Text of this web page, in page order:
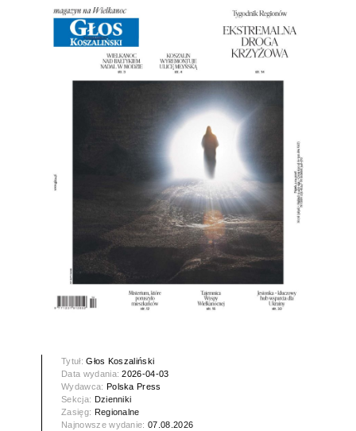
Tytuł:Głos Koszaliński
Data wydania:2026-04-03
Wydawca: Polska Press
Sekcja: Dzienniki
Zasięg: Regionalne
Najnowsze wydanie:07.08.2026